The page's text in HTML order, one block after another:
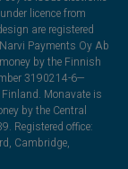
licence from
are registered
Payments Oy Ab
by the Finnish
3190214-6—
Monavate is
by the Central
Registered office:
Cambridge,